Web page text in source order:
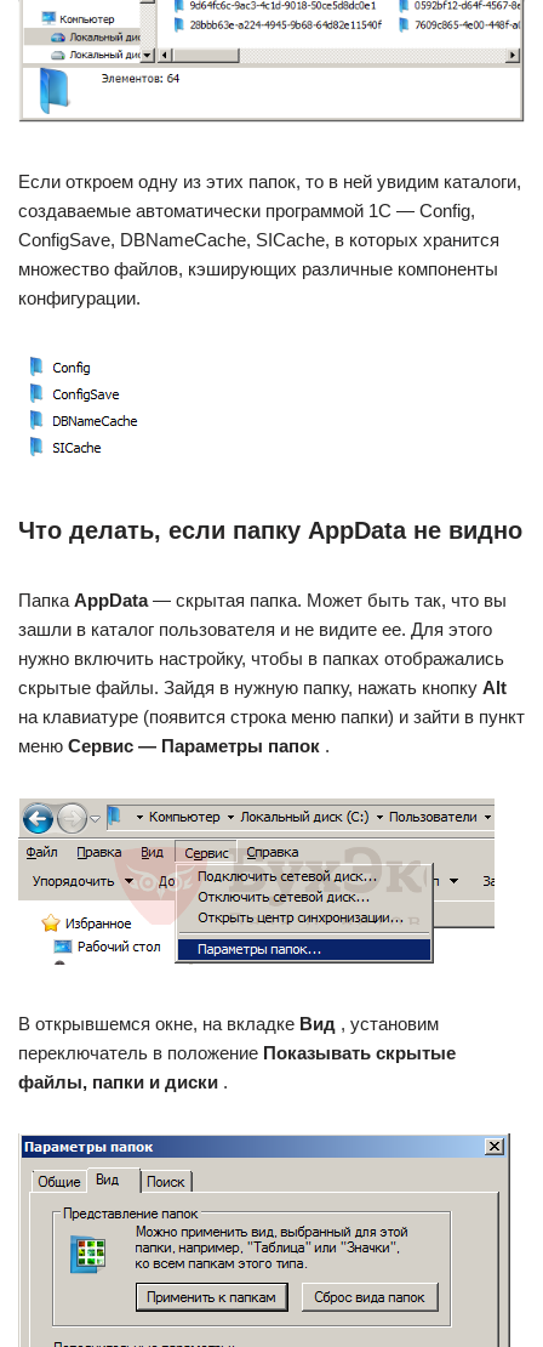
Если откроем одну из этих папок, то в ней увидим каталоги,
создаваемые автоматически программой 1С — Config,
ConfigSave, DBNameCache, SICache, в которых хранится
множество файлов, кэширующих различные компоненты
конфигурации.
Что делать, если папку AppData не видно
Папка AppData— скрытая папка. Может быть так, что вы
зашли в каталог пользователя и не видите ее. Для этого
нужно включить настройку, чтобы в папках отображались
скрытые файлы. Зайдя в нужную папку, нажать кнопку Alt
на клавиатуре (появится строка меню папки) и зайти в пункт
меню Сервис — Параметры папок .
В открывшемся окне, на вкладке Вид , установим
переключатель в положение Показывать скрытые
файлы, папки и диски .